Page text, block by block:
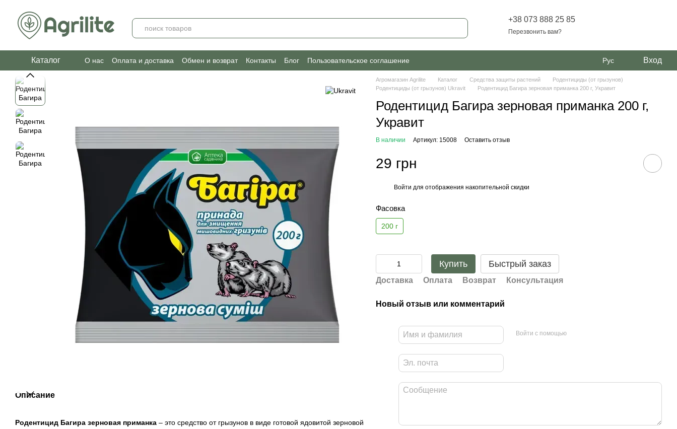
+38 073 888 25 85
Перезвонить вам?
Каталог О нас Оплата и доставка Обмен и возврат Контакты Блог Пользовательское соглашение Рус Вход
Описание
Родентицид Багира зерновая приманка – это средство от грызунов в виде готовой ядовитой зерновой
Агромагазин Agrilite Каталог Средства защиты растений
Родентициды (от грызунов)
Родентициды (от грызунов) Ukravit
Родентицид Багира зерновая приманка 200 г, Укравит
Родентицид Багира зерновая приманка 200 г,
Укравит
В наличии Артикул: 15008 Оставить отзыв
29 грн
Войти для отображения накопительной скидки
Фасовка
200 г
Купить Быстрый заказ
Доставка Оплата Возврат Консультация
Новый отзыв или комментарий
Войти с помощью